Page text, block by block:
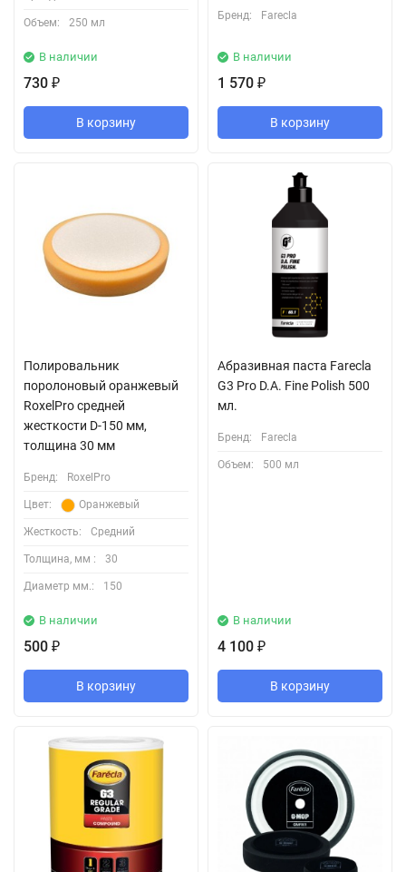
Объем: 250 мл
В наличии
730 ₽
В корзину
Бренд: Farecla
В наличии
1 570 ₽
В корзину
Полировальник
поролоновый оранжевый
RoxelPro средней
жесткости D-150 мм,
толщина 30 мм
Бренд: RoxelPro
Цвет: Оранжевый
Жесткость: Средний
Толщина, мм : 30
Диаметр мм.: 150
В наличии
500 ₽
В корзину
Абразивная паста Farecla
G3 Pro D.A. Fine Polish 500
мл.
Бренд: Farecla
Объем: 500 мл
В наличии
4 100 ₽
В корзину